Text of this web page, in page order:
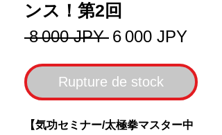
ンス！第2回
8 000 JPY Prix
6 000 JPYPrix
Rupture de stock
【気功セミナー/太極拳マスター中